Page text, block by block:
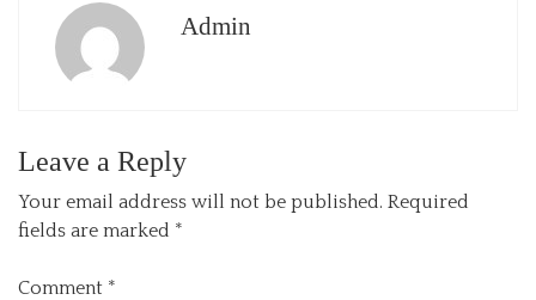
Admin
Leave a Reply
Your email address will not be published. Required
fields are marked *
Comment *